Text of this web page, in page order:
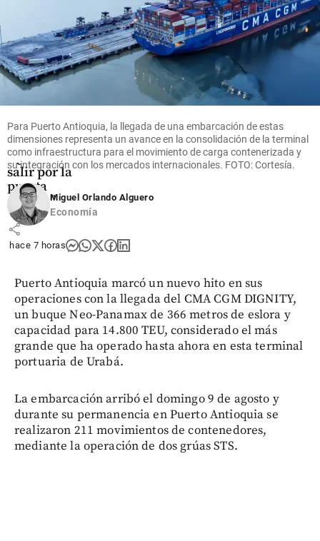
Fútbol
Jáminton
Campaz
brillar en
Argentina:
“Quiero
salir por la
puerta
grande”
share
Para Puerto Antioquia, la llegada de una embarcación de estas
dimensiones representa un avance en la consolidación de la terminal
como infraestructura para el movimiento de carga contenerizada y
su integración con los mercados internacionales. FOTO: Cortesía.
Miguel Orlando Alguero
Economía
hace 7 horas
Puerto Antioquia marcó un nuevo hito en sus
operaciones con la llegada del CMA CGM DIGNITY,
un buque Neo-Panamax de 366 metros de eslora y
capacidad para 14.800 TEU, considerado el más
grande que ha operado hasta ahora en esta terminal
portuaria de Urabá.
La embarcación arribó el domingo 9 de agosto y
durante su permanencia en Puerto Antioquia se
realizaron 211 movimientos de contenedores,
mediante la operación de dos grúas STS.